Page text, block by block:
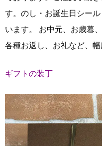
す。のし・お誕生日シー
います。 お中元、お歳暮
各種お返し、お礼など、幅
ギフトの装丁